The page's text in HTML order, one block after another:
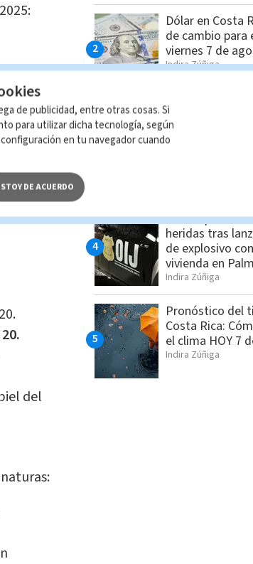
del
Dólar en Costa
de cambio para
viernes 7 de
Indira Zúñiga
Sala IV da tres
Jiménez para
informe sobre
Cuatro
heridas tras
de explosivo
vivienda en
Indira Zúñiga
Pronóstico del
Costa Rica:
el clima HOY 7
Indira Zúñiga
de publicidad, entre otras cosas. Si
para utilizar dicha tecnología, según
en tu navegador cuando
DE ACUERDO